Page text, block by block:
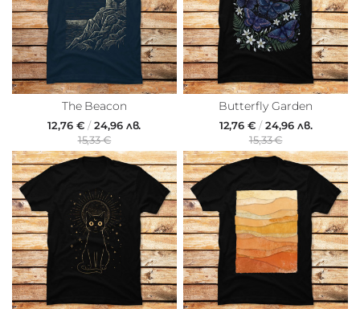
The Beacon
12,76 € /24,96 лв.
15,33 €
Butterfly Garden
12,76 €/24,96 лв.
15,33 €